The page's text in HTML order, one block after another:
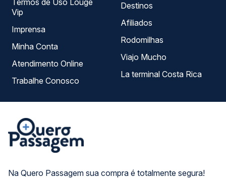
Na Quero Passagem sua compra é totalmente segura!
Termos de Uso Louge
Vip
Imprensa
Minha Conta
Atendimento Online
Trabalhe Conosco
Destinos
Afiliados
Rodomilhas
Viajo Mucho
La terminal Costa Rica